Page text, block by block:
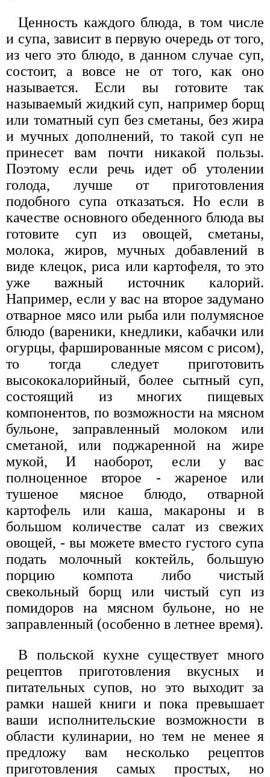
Ценность каждого блюда, в том числе
и супа, зависит в первую очередь от того,
из чего это блюдо, в данном случае суп,
состоит, а вовсе не от того, как оно
называется. Если вы готовите так
называемый жидкий суп, например борщ
или томатный суп без сметаны, без жира
и мучных дополнений, то такой суп не
принесет вам почти никакой пользы.
Поэтому если речь идет об утолении
голода, лучше от приготовления
подобного супа отказаться. Но если в
качестве основного обеденного блюда вы
готовите суп из овощей, сметаны,
молока, жиров, мучных добавлений в
виде клецок, риса или картофеля, то это
уже важный источник калорий.
Например, если у вас на второе задумано
отварное мясо или рыба или полумясное
блюдо (вареники, кнедлики, кабачки или
огурцы, фаршированные мясом с рисом),
то тогда следует приготовить
высококалорийный, более сытный суп,
состоящий из многих пищевых
компонентов, по возможности на мясном
бульоне, заправленный молоком или
сметаной, или поджаренной на жире
мукой, И наоборот, если у вас
полноценное второе - жареное или
тушеное мясное блюдо, отварной
картофель или каша, макароны и в
большом количестве салат из свежих
овощей, - вы можете вместо густого супа
подать молочный коктейль, большую
порцию компота либо чистый
свекольный борщ или чистый суп из
помидоров на мясном бульоне, но не
заправленный (особенно в летнее время).
В польской кухне существует много
рецептов приготовления вкусных и
питательных супов, но это выходит за
рамки нашей книги и пока превышает
ваши исполнительские возможности в
области кулинарии, но тем не менее я
предложу вам несколько рецептов
приготовления самых простых, но